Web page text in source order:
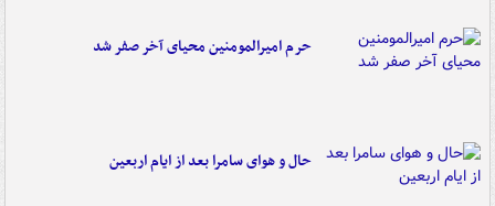
حرم امیرالمومنین محیای آخر صفر شد
حال و هوای سامرا بعد از ایام اربعین